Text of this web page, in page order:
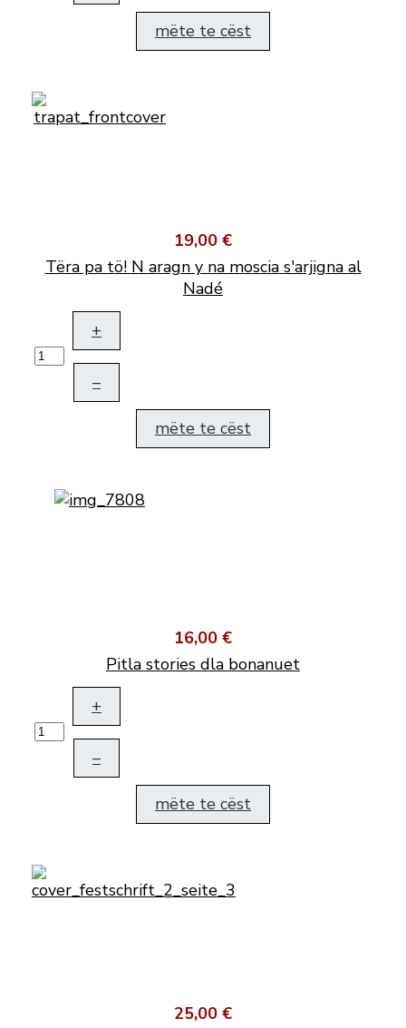
mëte te cëst
19,00 €
Tëra pa tö! N aragn y na moscia s'arjigna al
Nadé
+
–
mëte te cëst
16,00 €
Pitla stories dla bonanuet
+
–
mëte te cëst
25,00 €